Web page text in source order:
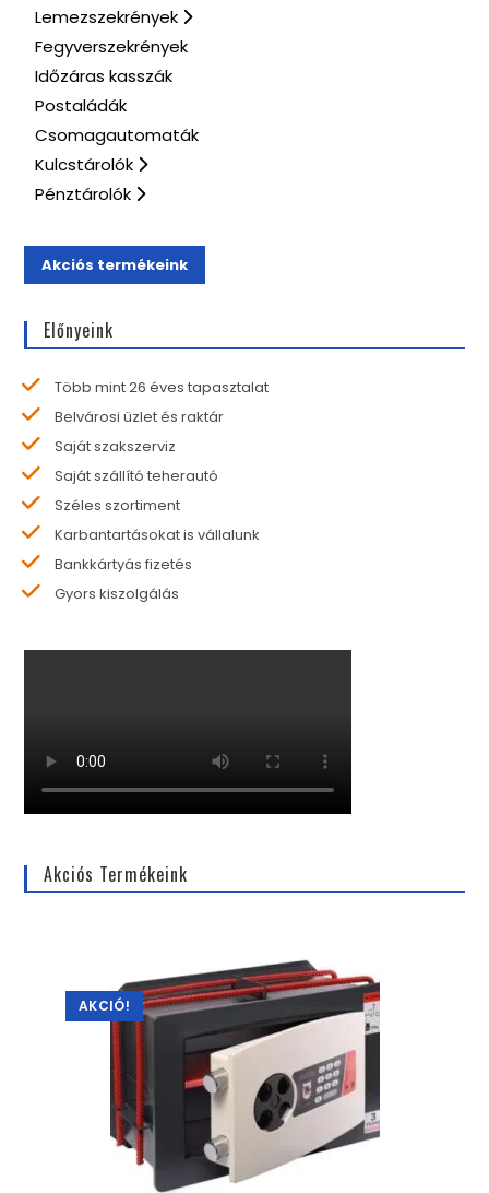
Lemezszekrények
Fegyverszekrények
Időzáras kasszák
Postaládák
Csomagautomaták
Kulcstárolók
Pénztárolók
Akciós termékeink
Előnyeink
Több mint 26 éves tapasztalat
Belvárosi üzlet és raktár
Saját szakszerviz
Saját szállító teherautó
Széles szortiment
Karbantartásokat is vállalunk
Bankkártyás fizetés
Gyors kiszolgálás
Akciós Termékeink
AKCIÓ!